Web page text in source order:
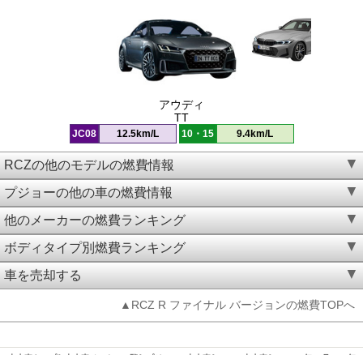
アウディ
TT
JC08 12.5km/L 10・15 9.4km/L
RCZの他のモデルの燃費情報
プジョーの他の車の燃費情報
他のメーカーの燃費ランキング
ボディタイプ別燃費ランキング
車を売却する
▲RCZ R ファイナル バージョンの燃費TOPへ